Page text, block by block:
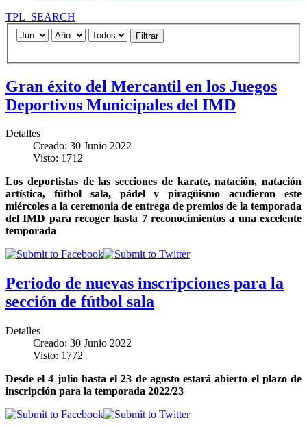
TPL_SEARCH
Filtrar
Gran éxito del Mercantil en los Juegos
Deportivos Municipales del IMD
Detalles
Creado: 30 Junio 2022
Visto: 1712
Los deportistas de las secciones de karate, natación, natación
artística, fútbol sala, pádel y piragüismo acudieron este
miércoles a la ceremonia de entrega de premios de la temporada
del IMD para recoger hasta 7 reconocimientos a una excelente
temporada
Periodo de nuevas inscripciones para la
sección de fútbol sala
Detalles
Creado: 30 Junio 2022
Visto: 1772
Desde el 4 julio hasta el 23 de agosto estará abierto el plazo de
inscripción para la temporada 2022/23